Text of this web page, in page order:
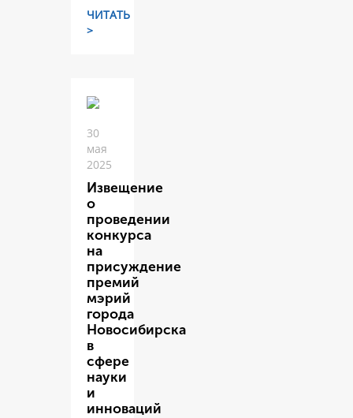
ЧИТАТЬ
>
30
мая
2025
Извещение
о
проведении
конкурса
на
присуждение
премий
мэрий
города
Новосибирска
в
сфере
науки
и
инноваций